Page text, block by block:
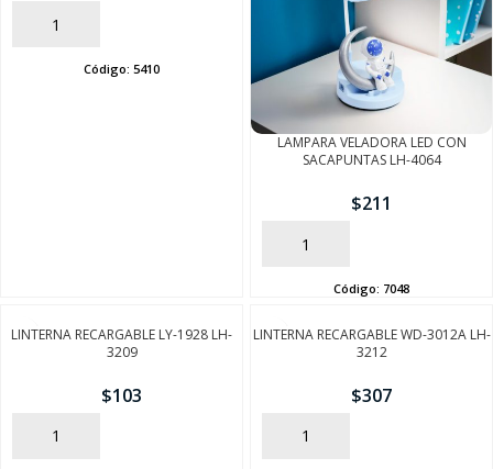
AÑADIR
Código: 5410
LAMPARA VELADORA LED CON
SACAPUNTAS LH-4064
$211
AÑADIR
Código: 7048
LINTERNA RECARGABLE LY-1928 LH-
3209
$103
AÑADIR
LINTERNA RECARGABLE WD-3012A LH-
3212
$307
AÑADIR